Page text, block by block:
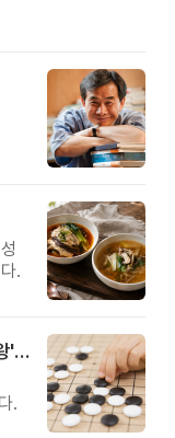
.
제3회 서초구 아버지센터배 '매너 바둑왕' 대회
.